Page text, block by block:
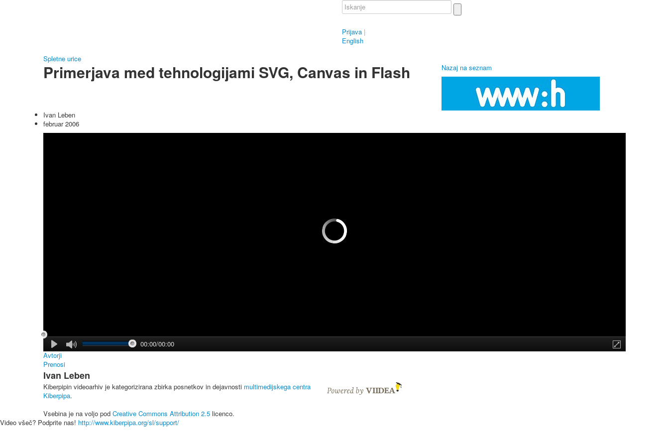
Prijava |
English
Spletne urice
Primerjava med tehnologijami SVG, Canvas in Flash Nazaj na seznam
Ivan Leben
februar 2006
00:00/00:00
Avtorji
Prenosi
Ivan Leben
Kiberpipin videoarhiv je kategorizirana zbirka posnetkov in dejavnosti multimedijskega centra
Kiberpipa.
Vsebina je na voljo pod Creative Commons Attribution 2.5 licenco.
Video všeč? Podprite nas! http://www.kiberpipa.org/sl/support/